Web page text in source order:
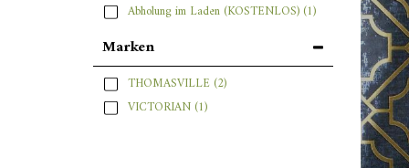
Marken
THOMASVILLE (2)
VICTORIAN(1)
Abholung im Laden (KOSTENLOS)(1)